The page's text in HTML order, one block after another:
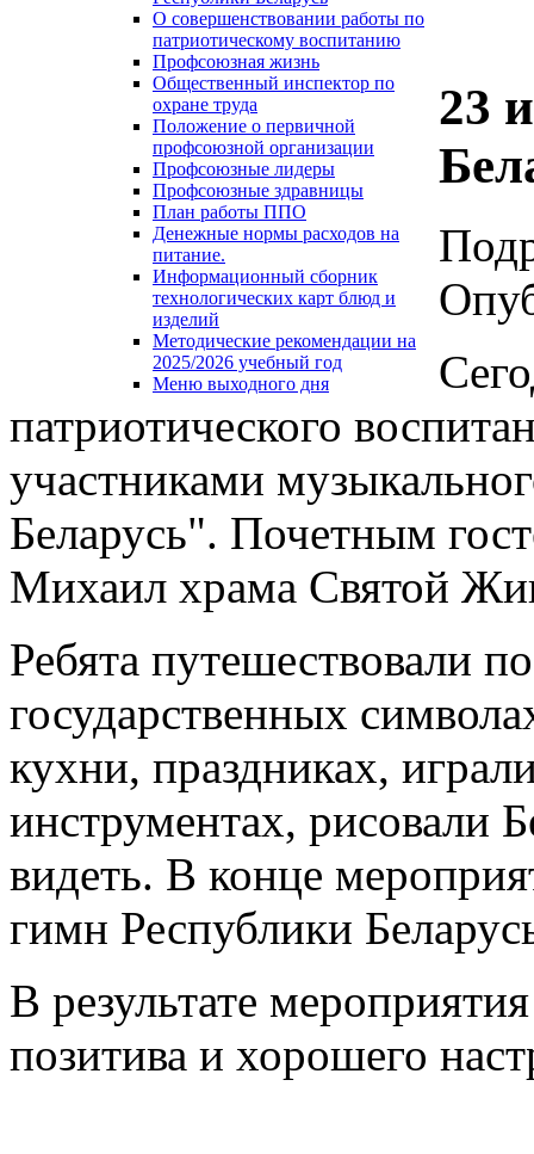
О совершенствовании работы по
патриотическому воспитанию
Профсоюзная жизнь
Общественный инспектор по
охране труда
Положение о первичной
профсоюзной организации
Профсоюзные лидеры
Профсоюзные здравницы
План работы ППО
Денежные нормы расходов на
питание.
Информационный сборник
технологических карт блюд и
изделий
Методические рекомендации на
2025/2026 учебный год
Меню выходного дня
23
патриотического
участниками
Беларусь". Почетным
Михаил храма Святой
Ребята путешествовали
государственных
кухни, праздниках,
инструментах, рисовали
видеть. В конце
гимн Республики
В результате
позитива и хорошего